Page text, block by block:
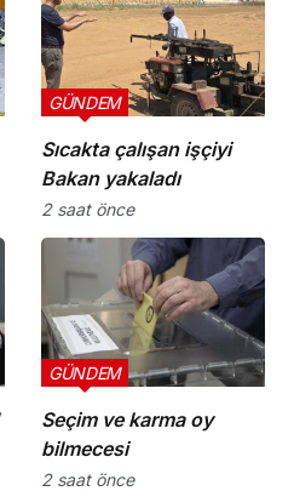
Sıcakta çalışan işçiyi
Bakan yakaladı
GÜNDEM
2 saat önce
Seçim ve karma oy
bilmecesi
GÜNDEM
2 saat önce